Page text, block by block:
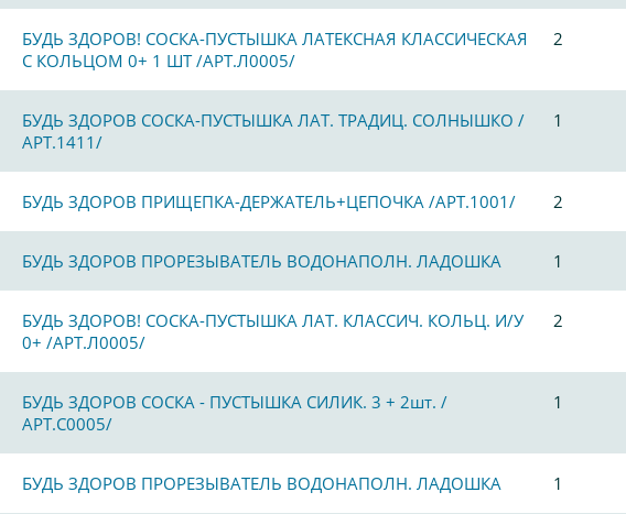
БУДЬ ЗДОРОВ! СОСКА-ПУСТЫШКА ЛАТЕКСНАЯ КЛАССИЧЕСКАЯ
С КОЛЬЦОМ 0+ 1 ШТ /АРТ.Л0005/
2
БУДЬ ЗДОРОВ СОСКА-ПУСТЫШКА ЛАТ. ТРАДИЦ. СОЛНЫШКО /
АРТ.1411/
1
БУДЬ ЗДОРОВ ПРИЩЕПКА-ДЕРЖАТЕЛЬ+ЦЕПОЧКА /АРТ.1001/ 2
БУДЬ ЗДОРОВ ПРОРЕЗЫВАТЕЛЬ ВОДОНАПОЛН. ЛАДОШКА 1
БУДЬ ЗДОРОВ! СОСКА-ПУСТЫШКА ЛАТ. КЛАССИЧ. КОЛЬЦ. И/У
0+ /АРТ.Л0005/
2
БУДЬ ЗДОРОВ СОСКА - ПУСТЫШКА СИЛИК. 3 + 2шт. /
АРТ.С0005/
1
БУДЬ ЗДОРОВ ПРОРЕЗЫВАТЕЛЬ ВОДОНАПОЛН. ЛАДОШКА 1